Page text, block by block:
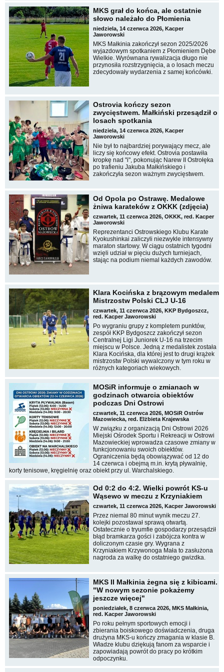
MKS grał do końca, ale ostatnie
słowo należało do Płomienia
niedziela, 14 czerwca 2026, Kacper
Jaworowski
MKS Małkinia zakończył sezon 2025/2026
wyjazdowym spotkaniem z Płomieniem Dębe
Wielkie. Wyrównana rywalizacja długo nie
przynosiła rozstrzygnięcia, a o losach meczu
zdecydowały wydarzenia z samej końcówki.
Ostrovia kończy sezon
zwycięstwem. Małkiński przesądził o
losach spotkania
niedziela, 14 czerwca 2026, Kacper
Jaworowski
Nie był to najbardziej porywający mecz, ale
liczy się końcowy efekt. Ostrovia postawiła
kropkę nad "i", pokonując Narew II Ostrołęka
po trafieniu Jakuba Małkińskiego i
zakończyła sezon ważnym zwycięstwem.
Od Opola po Ostrawę. Medalowe
żniwa karateków z OKKK (zdjęcia)
czwartek, 11 czerwca 2026, OKKK, red. Kacper
Jaworowski
Reprezentanci Ostrowskiego Klubu Karate
Kyokushinkai zaliczyli niezwykle intensywny
maraton startowy. W ciągu ostatnich tygodni
wzięli udział w pięciu dużych turniejach,
stając na podium niemal każdych zawodów.
Klara Kocińska z brązowym medalem
Mistrzostw Polski CLJ U-16
czwartek, 11 czerwca 2026, KKP Bydgoszcz,
red. Kacper Jaworowski
Po wygraniu grupy z kompletem punktów,
zespół KKP Bydgoszcz zakończył sezon
Centralnej Ligi Juniorek U-16 na trzecim
miejscu w Polsce. Jedną z medalistek została
Klara Kocińska, dla której jest to drugi krążek
mistrzostw Polski wywalczony w tym roku w
różnych kategoriach wiekowych.
MOSiR informuje o zmianach w
godzinach otwarcia obiektów
podczas Dni Ostrowi
czwartek, 11 czerwca 2026, MOSiR Ostrów
Mazowiecka, red. Elżbieta Krajewska
W związku z organizacją Dni Ostrowi 2026
Miejski Ośrodek Sportu i Rekreacji w Ostrowi
Mazowieckiej wprowadza czasowe zmiany w
funkcjonowaniu swoich obiektów.
Ograniczenia będą obowiązywać od 12 do
14 czerwca i obejmą m.in. krytą pływalnię,
korty tenisowe, kręgielnię oraz obiekt przy ul. Warchalskiego.
Od 0:2 do 4:2. Wielki powrót KS-u
Wąsewo w meczu z Krzyniakiem
czwartek, 11 czerwca 2026, Kacper Jaworowski
Przez niemal 80 minut wynik meczu 27.
kolejki pozostawał sprawą otwartą.
Ostatecznie o tryumfie gospodarzy przesądził
błąd bramkarza gości i zabójcza kontra w
doliczonym czasie gry. Wygrana z
Krzyniakiem Krzywonoga Mała to zasłużona
nagroda za walkę do ostatniego gwizdka.
MKS II Małkinia żegna się z kibicami.
"W nowym sezonie pokażemy
jeszcze więcej"
poniedziałek, 8 czerwca 2026, MKS Małkinia,
red. Kacper Jaworowski
Po roku pełnym sportowych emocji i
zbierania boiskowego doświadczenia, druga
drużyna MKS-u kończy zmagania w klasie B.
Władze klubu dziękują fanom za wsparcie i
zapowiadają powrót do pracy po krótkim
odpoczynku.